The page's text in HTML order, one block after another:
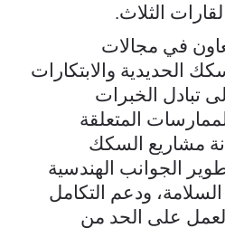
الثلاث.
في مجالات
الحديدية والابتكارات
تبادل الخبرات
المتعلقة
مشاريع السكك
الجوانب الهندسية
السلامة، ودعم التكامل
على الحد من